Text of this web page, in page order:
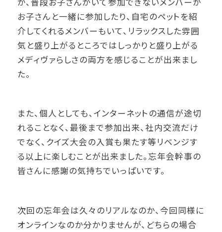
お子さんと一緒に参加したり、自宅のペットを紹
介してくれるメンバーもいて、リラックスした雰囲
気と盛り上がるところではしっかりと盛り上がる
メディヴァらしさの両方を感じることが出来まし
た。
また、個人としても、インターネットの通信が途切
れることなく、最後まで参加出来、社内交流だけ
でなく、クイズ大会の入賞も果たす等リベンジす
る以上に楽しむことが出来ました。忘年会幹事の
皆さんに感謝の気持ちでいっぱいです。
次回の忘年会は久々のリアルなのか、今回同様に
オンラインなのか分かりませんが、どちらの場合